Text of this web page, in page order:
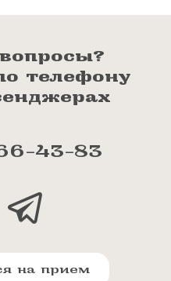
телефону
43-83
на прием